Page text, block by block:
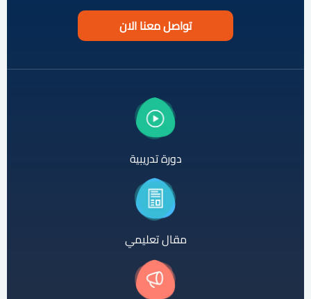
تواصل معنا الان
دورة تدريبية
مقال تعليمي